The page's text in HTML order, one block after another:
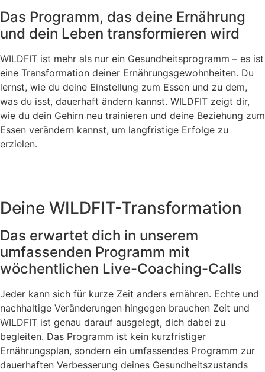
Das Programm, das deine Ernährung
und dein Leben transformieren wird
WILDFIT ist mehr als nur ein Gesundheitsprogramm – es ist
eine Transformation deiner Ernährungsgewohnheiten. Du
lernst, wie du deine Einstellung zum Essen und zu dem,
was du isst, dauerhaft ändern kannst. WILDFIT zeigt dir,
wie du dein Gehirn neu trainieren und deine Beziehung zum
Essen verändern kannst, um langfristige Erfolge zu
erzielen.
Deine WILDFIT-Transformation
Das erwartet dich in unserem
umfassenden Programm mit
wöchentlichen Live-Coaching-Calls
Jeder kann sich für kurze Zeit anders ernähren. Echte und
nachhaltige Veränderungen hingegen brauchen Zeit und
WILDFIT ist genau darauf ausgelegt, dich dabei zu
begleiten. Das Programm ist kein kurzfristiger
Ernährungsplan, sondern ein umfassendes Programm zur
dauerhaften Verbesserung deines Gesundheitszustands